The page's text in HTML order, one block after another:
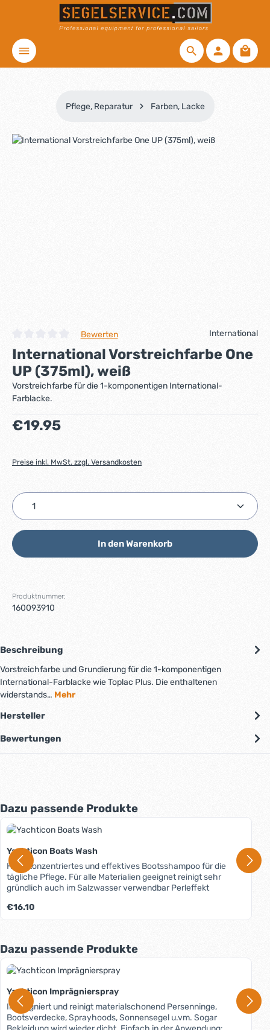
Zum Hauptinhalt springen
Pflege, Reparatur Farben, Lacke
Bildergalerie überspringen
Durchschnittliche Bewertung von 0 von 5 Sternen
Bewerten International
International Vorstreichfarbe One
UP (375ml), weiß
Vorstreichfarbe für die 1-komponentigen International-
Farblacke.
Regulärer Preis:
€19.95
Preise inkl. MwSt. zzgl. Versandkosten
Produkt Anzahl: Gib den gewünschten Wert ein
In den Warenkorb
Produktnummer:
160093910
Beschreibung
Vorstreichfarbe und Grundierung für die 1-komponentigen
International-Farblacke wie Toplac Plus. Die enthaltenen
widerstands… Mehr
Hersteller
Bewertungen
Produktgalerie überspringen
Dazu passende Produkte
Yachticon Boats Wash
Hochkonzentriertes und effektives Bootsshampoo für die
tägliche Pflege. Für alle Materialien geeignet reinigt sehr
gründlich auch im Salzwasser verwendbar Perleffekt
Regulärer Preis:
€16.10
Produktgalerie überspringen
Dazu passende Produkte
Yachticon Imprägnierspray
Imprägniert und reinigt materialschonend Persenninge,
Bootsverdecke, Sprayhoods, Sonnensegel u.vm. Sogar